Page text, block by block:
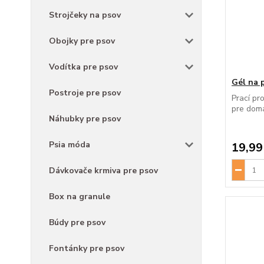
Strojčeky na psov
Obojky pre psov
Vodítka pre psov
Postroje pre psov
Náhubky pre psov
Psia móda
Dávkovače krmiva pre psov
Box na granule
Búdy pre psov
Fontánky pre psov
Gél na
Prací
pre